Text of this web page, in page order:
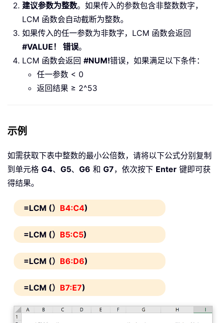
建议参数为整数。如果传入的参数包含非整数数字，
LCM 函数会自动截断为整数。
如果传入的任一参数为非数字，LCM 函数会返回
#VALUE！ 错误。
LCM 函数会返回 #NUM!错误，如果满足以下条件：
任一参数 < 0
返回结果 ≥ 2^53
示例
如需获取下表中整数的最小公倍数，请将以下公式分别复制
到单元格 G4、 G5、 G6 和 G7，依次按下 Enter 键即可获
得结果。
=LCM (） B4:C4)
=LCM (） B5:C5)
=LCM (） B6:D6)
=LCM (） B7:E7)